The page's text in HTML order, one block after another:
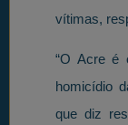
vítimas,
“O Acre é
homicídio
que diz